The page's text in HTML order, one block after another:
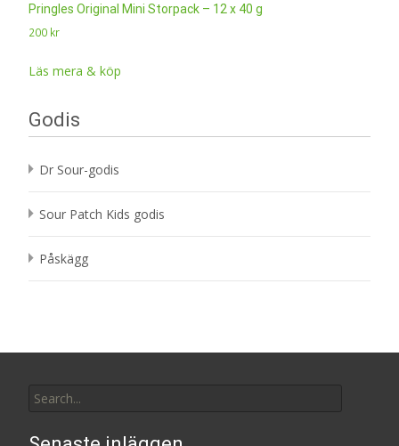
Pringles Original Mini Storpack – 12 x 40 g
200 kr
Läs mera & köp
Godis
Dr Sour-godis
Sour Patch Kids godis
Påskägg
for: